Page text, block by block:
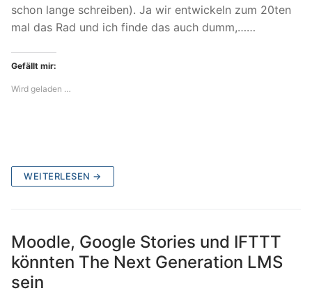
schon lange schreiben). Ja wir entwickeln zum 20ten
mal das Rad und ich finde das auch dumm,……
Gefällt mir:
Wird geladen …
WEITERLESEN →
Moodle, Google Stories und IFTTT
könnten The Next Generation LMS
sein